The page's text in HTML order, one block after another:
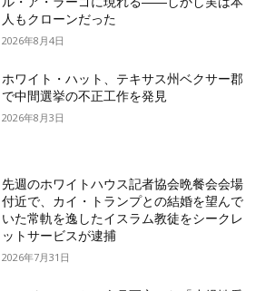
人もクローンだった
2026年8月4日
ホワイト・ハット、テキサス州ベクサー郡
で中間選挙の不正工作を発見
2026年8月3日
先週のホワイトハウス記者協会晩餐会会場
付近で、カイ・トランプとの結婚を望んで
いた常軌を逸したイスラム教徒をシークレ
ットサービスが逮捕
2026年7月31日